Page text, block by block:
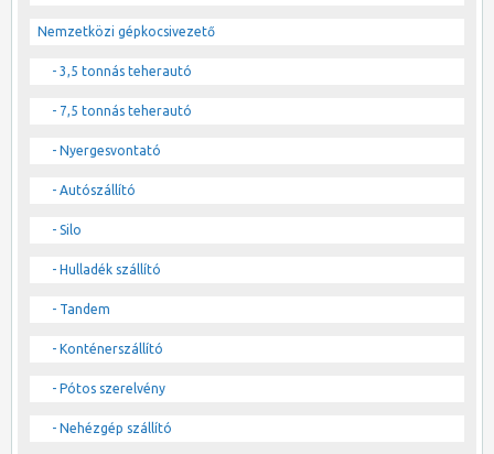
Nemzetközi gépkocsivezető
- 3,5 tonnás teherautó
- 7,5 tonnás teherautó
- Nyergesvontató
- Autószállító
- Silo
- Hulladék szállító
- Tandem
- Konténerszállító
- Pótos szerelvény
- Nehézgép szállító